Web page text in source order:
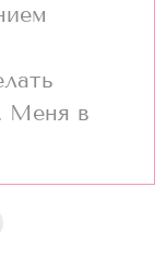
Меня в